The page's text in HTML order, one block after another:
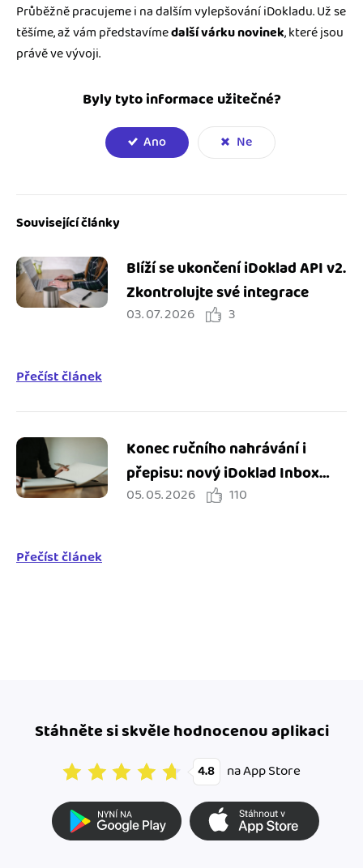
Průběžně pracujeme i na dalším vylepšování iDokladu. Už se
těšíme, až vám představímedalší várku novinek, které jsou
právě ve vývoji.
Byly tyto informace užitečné?
Ano Ne
Související články
Blíží se ukončení iDoklad API v2.
Zkontrolujte své integrace
03. 07. 2026 3
Přečíst článek
Konec ručního nahrávání i
přepisu: nový iDoklad Inbox
zjednodušuje práci s doklady
05. 05. 2026 110
Přečíst článek
Stáhněte si skvěle hodnocenou aplikaci
4.8 na App Store